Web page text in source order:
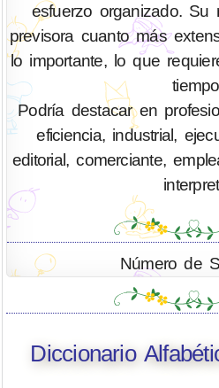
esfuerzo organizado.
previsora cuanto más
lo importante, lo que
Podría destacar en
eficiencia, industrial,
editorial, comerciante,
Número de
Diccionario